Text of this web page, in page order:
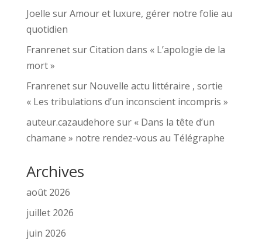
Joelle surAmour et luxure, gérer notre folie au
quotidien
FranrenetsurCitation dans « L’apologie de la
mort »
Franrenetsur Nouvelle actu littéraire , sortie
« Les tribulations d’un inconscient incompris »
auteur.cazaudehore sur « Dans la tête d’un
chamane » notre rendez-vous au Télégraphe
Archives
août 2026
juillet 2026
juin 2026